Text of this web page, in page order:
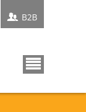
B2B